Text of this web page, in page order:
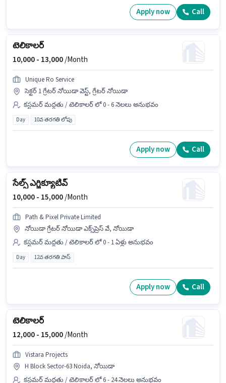
Apply now Call
టెలికాలర్
10,000 - 13,000/Month
Unique Ro Service
సెక్టర్ 1 గ్రేటర్ నోయిడా వెస్ట్, గ్రేటర్ నోయిడా
కస్టమర్ మద్దతు / టెలికాలర్ లో 0 - 6 నెలలు అనుభవం
Day 10వ తరగతి లోపు
Apply now Call
సేల్స్ ఎగ్జిక్యూటివ్
10,000 - 15,000/Month
Path & Pixel Private Limited
నోయిడా గ్రేటర్ నోయిడా ఎక్స్‌ప్రెస్ వే, నోయిడా
కస్టమర్ మద్దతు / టెలికాలర్ లో 0 - 1 ఏళ్లు అనుభవం
Day 12వ తరగతి పాస్
Apply now Call
టెలికాలర్
12,000 - 15,000/Month
Vistara Projects
H Block Sector-63 Noida, నోయిడా
కస్టమర్ మద్దతు / టెలికాలర్ లో 6 - 24 నెలలు అనుభవం